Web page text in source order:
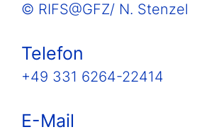
© RIFS@GFZ/ N. Stenzel
Telefon
+49 331 6264-22414
E-Mail